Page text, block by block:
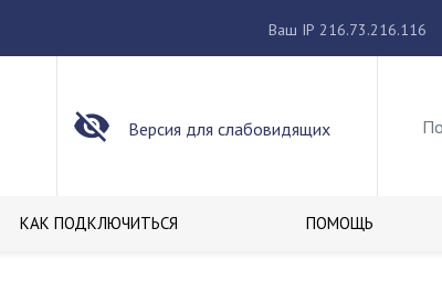
Ваш IP 216.73.216.116
Версия для слабовидящих
КАК ПОДКЛЮЧИТЬСЯ ПОМОЩЬ